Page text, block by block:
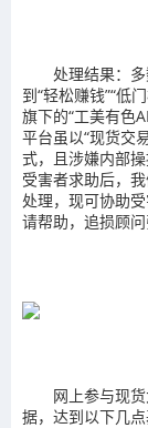
处理结果：多
到“轻松赚钱”“低
旗下的“工美有色
平台虽以“现货交
式，且涉嫌内部
受害者求助后，
处理，现可协助
请帮助，追损顾
网上参与现货
据，达到以下几点